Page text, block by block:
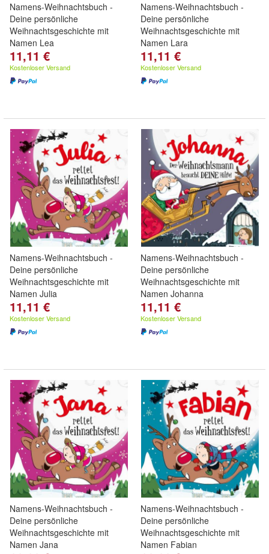
Namens-Weihnachtsbuch -
Deine persönliche
Weihnachtsgeschichte mit
Namen Lea
11,11 €
Kostenloser Versand
Namens-Weihnachtsbuch -
Deine persönliche
Weihnachtsgeschichte mit
Namen Lara
11,11 €
Kostenloser Versand
Namens-Weihnachtsbuch -
Deine persönliche
Weihnachtsgeschichte mit
Namen Julia
11,11 €
Kostenloser Versand
Namens-Weihnachtsbuch -
Deine persönliche
Weihnachtsgeschichte mit
Namen Johanna
11,11 €
Kostenloser Versand
Namens-Weihnachtsbuch -
Deine persönliche
Weihnachtsgeschichte mit
Namen Jana
Namens-Weihnachtsbuch -
Deine persönliche
Weihnachtsgeschichte mit
Namen Fabian